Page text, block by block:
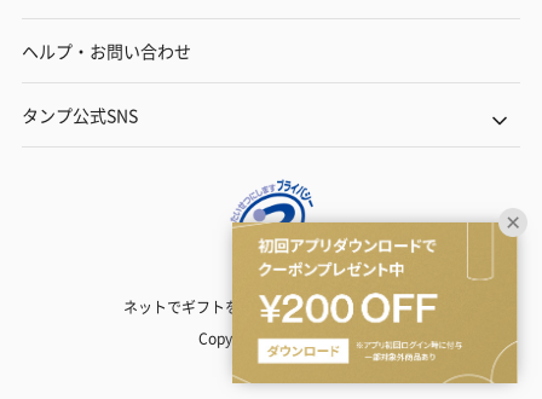
ヘルプ・お問い合わせ
タンプ公式SNS
ネットでギフトを贈るなら | TANP（タンプ）
Copyright© TANP Inc.